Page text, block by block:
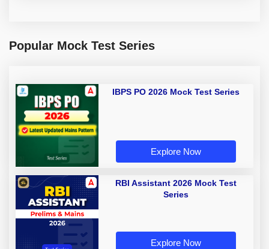
Popular Mock Test Series
IBPS PO 2026 Mock Test Series
Explore Now
RBI Assistant 2026 Mock Test
Series
Explore Now